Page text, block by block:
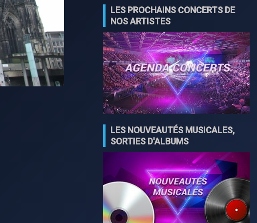
LES PROCHAINS CONCERTS DE
NOS ARTISTES
LES NOUVEAUTÉS MUSICALES,
SORTIES D'ALBUMS